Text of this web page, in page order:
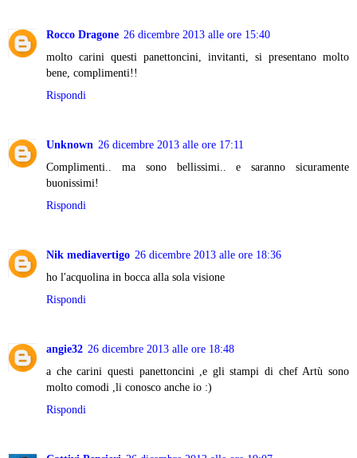
Rocco Dragone 26 dicembre 2013 alle ore 15:40
molto carini questi panettoncini, invitanti, si presentano molto
bene, complimenti!!
Rispondi
Unknown 26 dicembre 2013 alle ore 17:11
Complimenti.. ma sono bellissimi.. e saranno sicuramente
buonissimi!
Rispondi
Nik mediavertigo 26 dicembre 2013 alle ore 18:36
ho l'acquolina in bocca alla sola visione
Rispondi
angie32 26 dicembre 2013 alle ore 18:48
a che carini questi panettoncini ,e gli stampi di chef Artù sono
molto comodi ,li conosco anche io :)
Rispondi